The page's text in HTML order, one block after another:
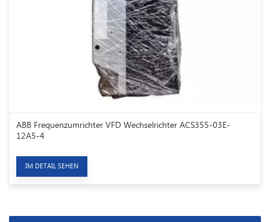
ABB Frequenzumrichter VFD Wechselrichter ACS355-03E-
12A5-4
IM DETAIL SEHEN